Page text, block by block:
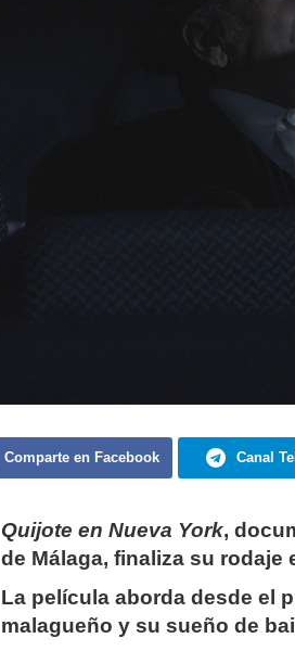
Comparte en Facebook Canal
Quijote en Nueva York,
de Málaga, finaliza su rodaje
La película aborda desde el
malagueño y su sueño de